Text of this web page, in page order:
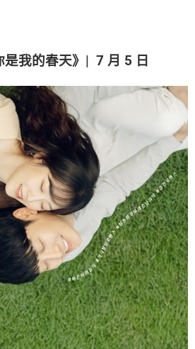
是我的春天》| 7 月 5 日